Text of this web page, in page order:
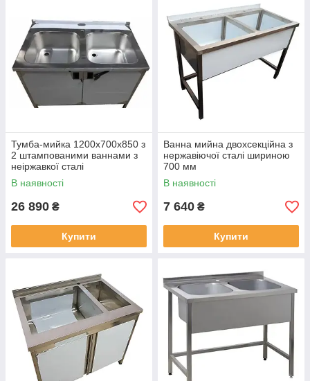
Тумба-мийка 1200х700х850 з
2 штампованими ваннами з
неіржавкої сталі
В наявності
26 890 ₴
Купити
Ванна мийна двохсекційна з
нержавіючої сталі шириною
700 мм
В наявності
7 640 ₴
Купити